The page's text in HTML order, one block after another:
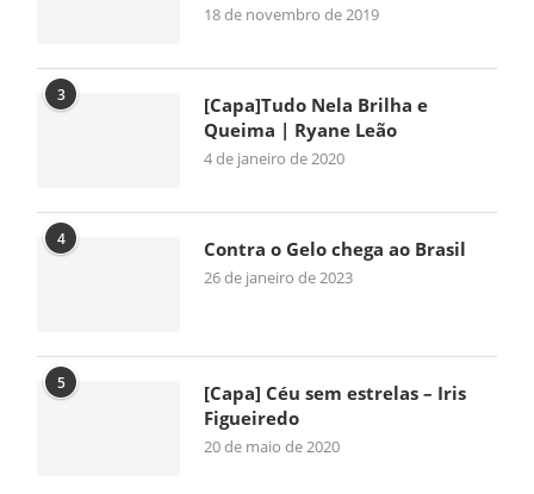
18 de novembro de 2019
3
[Capa]Tudo Nela Brilha e
Queima | Ryane Leão
4 de janeiro de 2020
4 Contra o Gelo chega ao Brasil
26 de janeiro de 2023
5
[Capa] Céu sem estrelas – Iris
Figueiredo
20 de maio de 2020